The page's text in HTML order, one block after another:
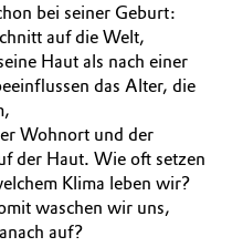
bei seiner Geburt:
auf die Welt,
Haut als nach einer
das Alter, die
Wohnort und der
der Haut. Wie oft setzen
Klima leben wir?
waschen wir uns,
auf?